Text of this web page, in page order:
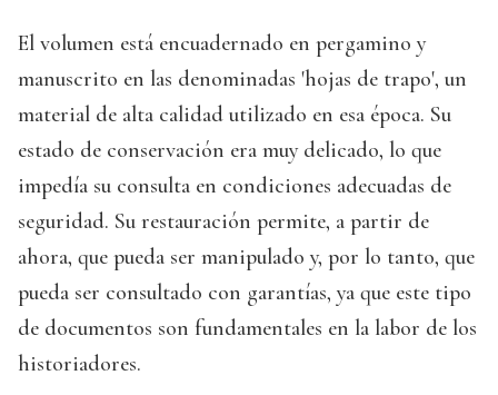
El volumen está encuadernado en pergamino y
manuscrito en las denominadas 'hojas de trapo', un
material de alta calidad utilizado en esa época. Su
estado de conservación era muy delicado, lo que
impedía su consulta en condiciones adecuadas de
seguridad. Su restauración permite, a partir de
ahora, que pueda ser manipulado y, por lo tanto, que
pueda ser consultado con garantías, ya que este tipo
de documentos son fundamentales en la labor de los
historiadores.